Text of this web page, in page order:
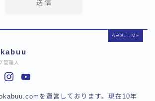
ABOUT ME
管理人
を運営しております。現在10年